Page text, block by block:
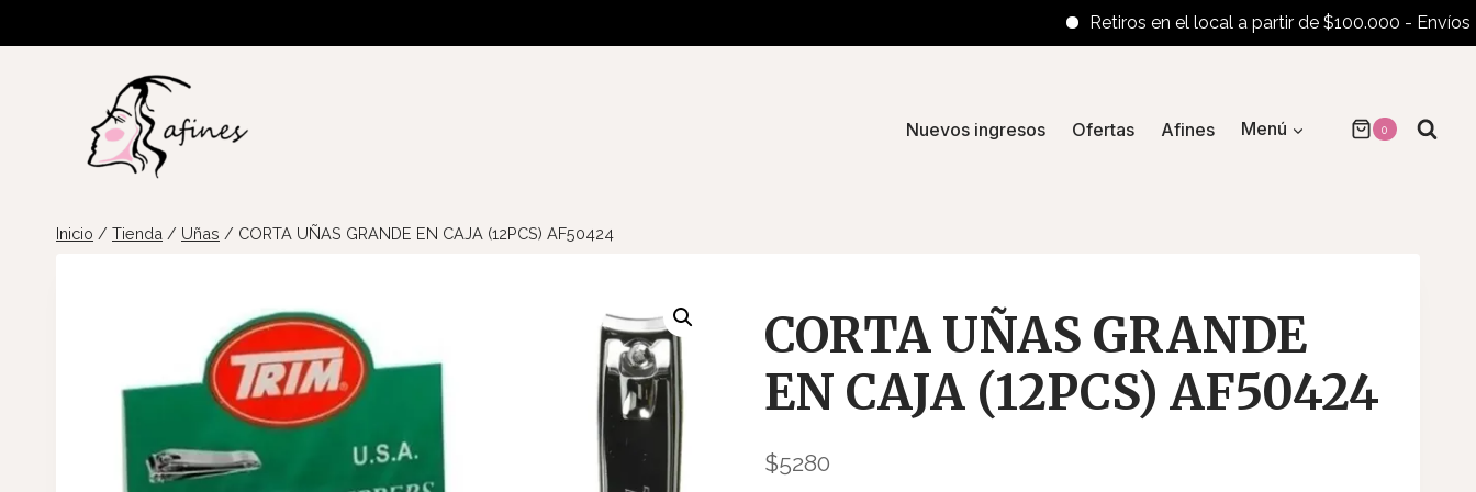
Retiros en el local a partir de $100.000 - Envíos al
Nuevos ingresos Ofertas Afines Menú 0
Inicio / Tienda / Uñas / CORTA UÑAS GRANDE EN CAJA (12PCS) AF50424
CORTA UÑAS GRANDE
EN CAJA (12PCS) AF50424
$5280